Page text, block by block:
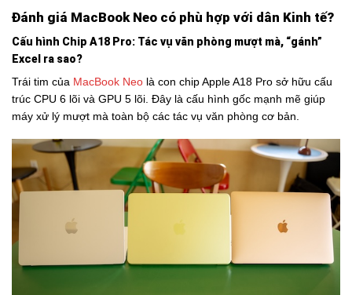
Đánh giá MacBook Neo có phù hợp với dân Kinh tế?
Cấu hình Chip A18 Pro: Tác vụ văn phòng mượt mà, “gánh”
Excel ra sao?
Trái tim của MacBook Neo là con chip Apple A18 Pro sở hữu cấu
trúc CPU 6 lõi và GPU 5 lõi. Đây là cấu hình gốc mạnh mẽ giúp
máy xử lý mượt mà toàn bộ các tác vụ văn phòng cơ bản.